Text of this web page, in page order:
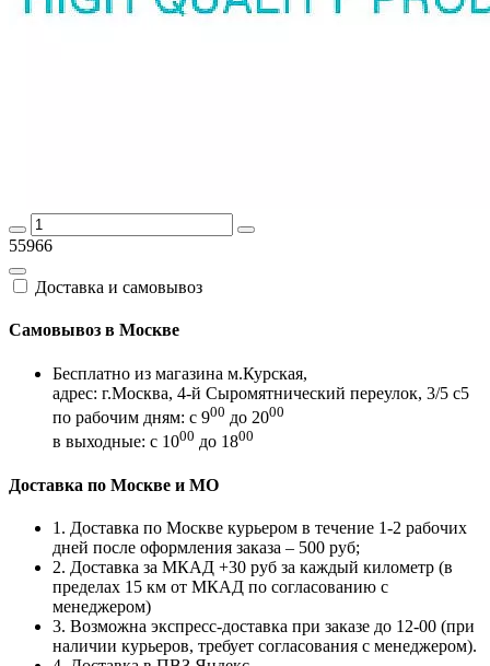
55966
Доставка и самовывоз
Самовывоз в Москве
Бесплатно из магазина м.Курская,
адрес: г.Москва, 4-й Сыромятнический переулок, 3/5 с5
по рабочим дням: с 900 до 2000
в выходные: с 1000 до 1800
Доставка по Москве и МО
1. Доставка по Москве курьером в течение 1-2 рабочих
дней после оформления заказа – 500 руб;
2. Доставка за МКАД +30 руб за каждый километр (в
пределах 15 км от МКАД по согласованию с
менеджером)
3. Возможна экспресс-доставка при заказе до 12-00 (при
наличии курьеров, требует согласования с менеджером).